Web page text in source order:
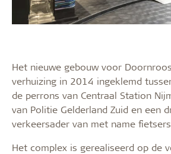
Het nieuwe gebouw voor
verhuizing in 2014 ingeklemd
de perrons van Centraal Station
van Politie Gelderland Zuid en een
verkeersader van met name
Het complex is gerealiseerd op de